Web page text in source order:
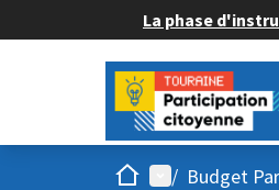
La phase
AccueilMenu principal
/ Budget